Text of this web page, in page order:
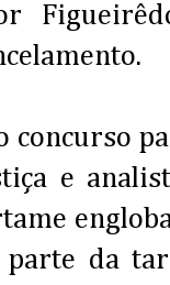
concurso
e
parte da